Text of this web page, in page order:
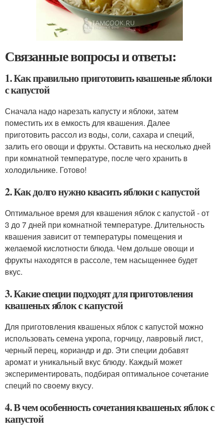
Связанные вопросы и ответы:
1. Как правильно приготовить квашеные яблоки
с капустой
Сначала надо нарезать капусту и яблоки, затем
поместить их в емкость для квашения. Далее
приготовить рассол из воды, соли, сахара и специй,
залить его овощи и фрукты. Оставить на несколько дней
при комнатной температуре, после чего хранить в
холодильнике. Готово!
2. Как долго нужно квасить яблоки с капустой
Оптимальное время для квашения яблок с капустой - от
3 до 7 дней при комнатной температуре. Длительность
квашения зависит от температуры помещения и
желаемой кислотности блюда. Чем дольше овощи и
фрукты находятся в рассоле, тем насыщеннее будет
вкус.
3. Какие специи подходят для приготовления
квашеных яблок с капустой
Для приготовления квашеных яблок с капустой можно
использовать семена укропа, горчицу, лавровый лист,
черный перец, кориандр и др. Эти специи добавят
аромат и уникальный вкус блюду. Каждый может
экспериментировать, подбирая оптимальное сочетание
специй по своему вкусу.
4. В чем особенность сочетания квашеных яблок с
капустой